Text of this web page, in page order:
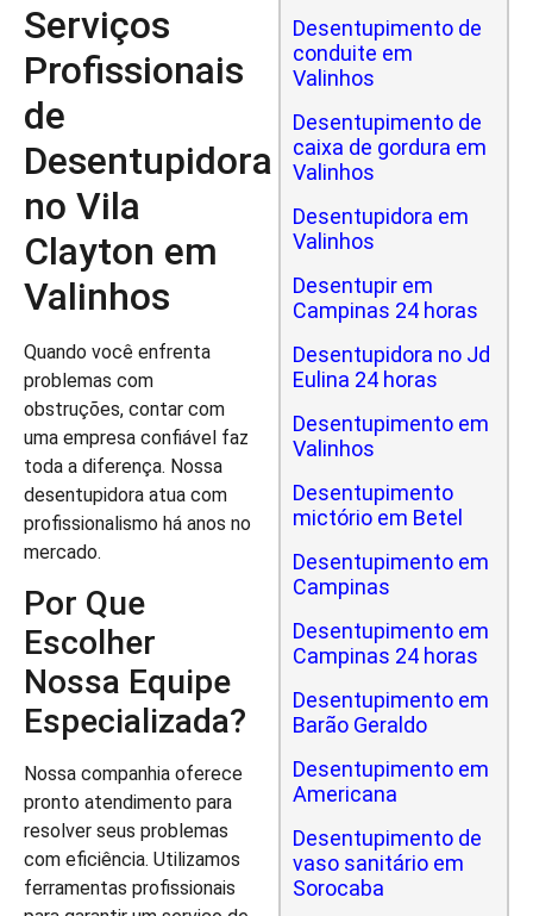
Serviços
Profissionais
de
Desentupidora
no Vila
Clayton em
Valinhos
Quando você enfrenta
problemas com
obstruções, contar com
uma empresa confiável faz
toda a diferença. Nossa
desentupidora atua com
profissionalismo há anos no
mercado.
Por Que
Escolher
Nossa Equipe
Especializada?
Nossa companhia oferece
pronto atendimento para
resolver seus problemas
com eficiência. Utilizamos
ferramentas profissionais
Desentupimento de
conduite em
Valinhos
Desentupimento de
caixa de gordura em
Valinhos
Desentupidora em
Valinhos
Desentupir em
Campinas 24 horas
Desentupidora no Jd
Eulina 24 horas
Desentupimento em
Valinhos
Desentupimento
mictório em Betel
Desentupimento em
Campinas
Desentupimento em
Campinas 24 horas
Desentupimento em
Barão Geraldo
Desentupimento em
Americana
Desentupimento de
vaso sanitário em
Sorocaba